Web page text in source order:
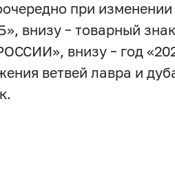
при
внизу – товарный
внизу – год
ветвей лавра и